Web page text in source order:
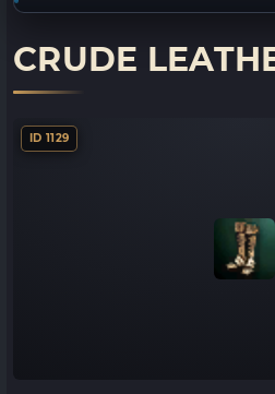
CRUDE
ID 1129